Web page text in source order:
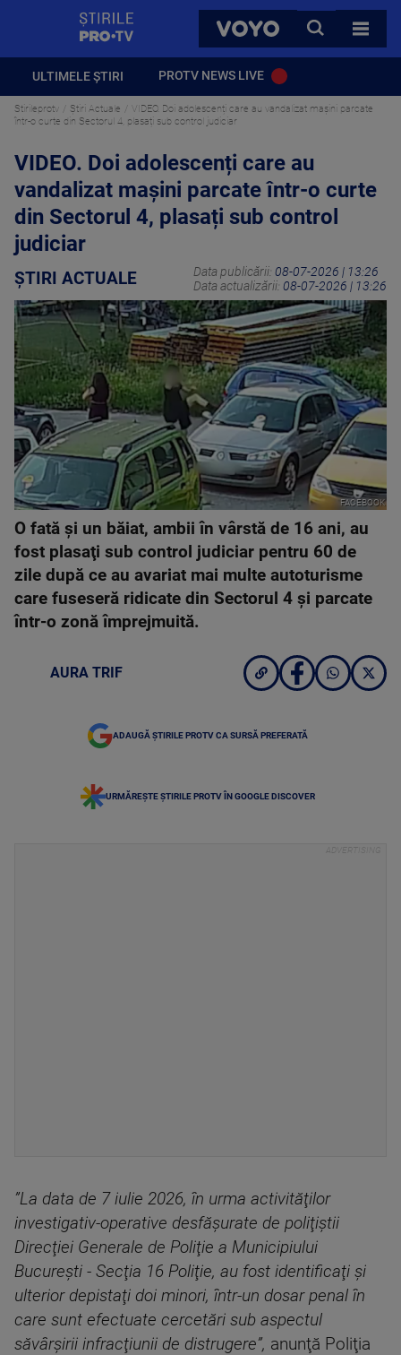
VOYO
CAUTA
TOATE
ULTIMELE ȘTIRI PROTV NEWS LIVE
Stirileprotv Știri Actuale
VIDEO. Doi adolescenți care au vandalizat mașini parcate
într-o curte din Sectorul 4, plasați sub control judiciar
VIDEO. Doi adolescenți care au
vandalizat mașini parcate într-o curte
din Sectorul 4, plasați sub control
judiciar
ȘTIRI ACTUALE Data publicării: 08-07-2026 | 13:26
Data actualizării: 08-07-2026 | 13:26
FACEBOOK
O fată şi un băiat, ambii în vârstă de 16 ani, au
fost plasaţi sub control judiciar pentru 60 de
zile după ce au avariat mai multe autoturisme
care fuseseră ridicate din Sectorul 4 şi parcate
într-o zonă împrejmuită.
AURA TRIF
ADAUGĂ ȘTIRILE PROTV CA SURSĂ PREFERATĂ
URMĂREȘTE ȘTIRILE PROTV ÎN GOOGLE DISCOVER
”La data de 7 iulie 2026, în urma activităţilor
investigativ-operative desfăşurate de poliţiştii
Direcţiei Generale de Poliţie a Municipiului
Bucureşti - Secţia 16 Poliţie, au fost identificaţi şi
ulterior depistaţi doi minori, într-un dosar penal în
care sunt efectuate cercetări sub aspectul
săvârşirii infracţiunii de distrugere”, anunţă Poliţia